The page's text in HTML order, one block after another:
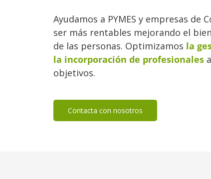
Ayudamos a PYMES y empresas de
ser más rentables mejorando el
de las personas. Optimizamos la
la incorporación de profesionales
objetivos.
Contacta con nosotros